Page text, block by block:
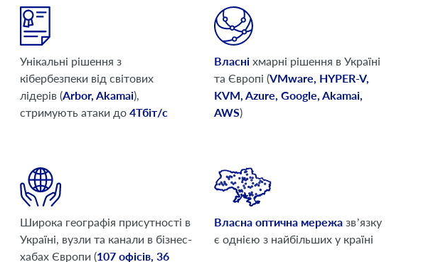
Унікальні рішення з
кібербезпеки від світових
лідерів (Arbor, Akamai),
стримують атаки до 4Тбіт/с
Власніхмарні рішення в Україні
та Європі (VMware, HYPER-V,
KVM, Azure, Google, Akamai,
AWS)
Широка географія присутності в
Україні, вузли та канали в бізнес-
хабах Європи (107 офісів, 36
Власна оптична мережазвʼязку
є однією з найбільших у країні